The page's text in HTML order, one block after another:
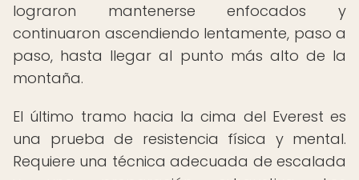
lograron mantenerse enfocados y
continuaron ascendiendo lentamente, paso a
paso, hasta llegar al punto más alto de la
montaña.
El último tramo hacia la cima del Everest es
una prueba de resistencia física y mental.
Requiere una técnica adecuada de escalada